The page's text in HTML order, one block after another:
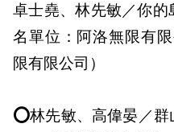
卓士堯、林先敏／你
名單位：阿洛無限有
限有限公司）
⭕林先敏、高偉晏／